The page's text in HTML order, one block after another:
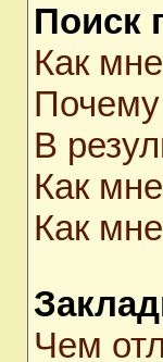
Поиск
Как
Почему
В
Как
Как
Чем